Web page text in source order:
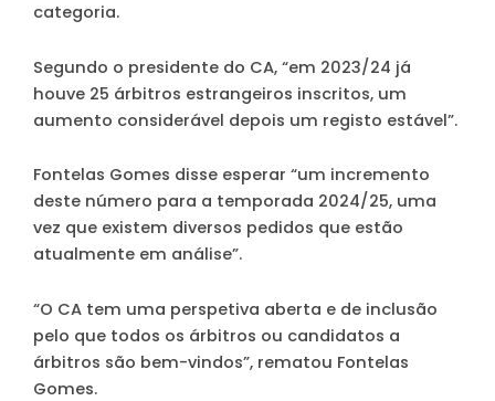
categoria.
Segundo o presidente do CA, “em 2023/24 já
houve 25 árbitros estrangeiros inscritos, um
aumento considerável depois um registo estável”.
Fontelas Gomes disse esperar “um incremento
deste número para a temporada 2024/25, uma
vez que existem diversos pedidos que estão
atualmente em análise”.
“O CA tem uma perspetiva aberta e de inclusão
pelo que todos os árbitros ou candidatos a
árbitros são bem-vindos”, rematou Fontelas
Gomes.